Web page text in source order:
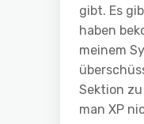
gibt. Es
haben
meinem
Sektion
man XP